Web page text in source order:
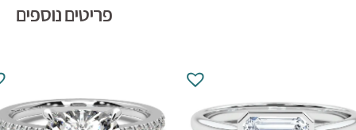
פריטים נוספים